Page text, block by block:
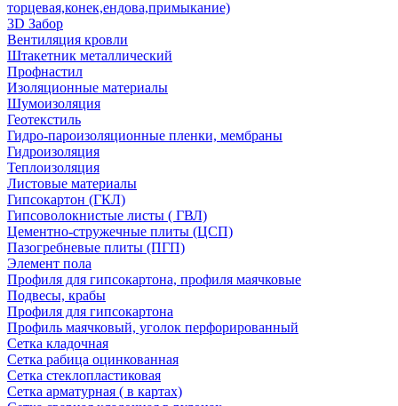
торцевая,конек,ендова,примыкание)
3D Забор
Вентиляция кровли
Штакетник металлический
Профнастил
Изоляционные материалы
Шумоизоляция
Геотекстиль
Гидро-пароизоляционные пленки, мембраны
Гидроизоляция
Теплоизоляция
Листовые материалы
Гипсокартон (ГКЛ)
Гипсоволокнистые листы ( ГВЛ)
Цементно-стружечные плиты (ЦСП)
Пазогребневые плиты (ПГП)
Элемент пола
Профиля для гипсокартона, профиля маячковые
Подвесы, крабы
Профиля для гипсокартона
Профиль маячковый, уголок перфорированный
Сетка кладочная
Сетка рабица оцинкованная
Сетка стеклопластиковая
Сетка арматурная ( в картах)